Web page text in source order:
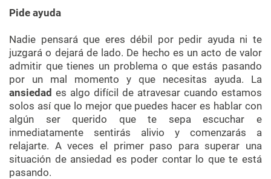
Pide ayuda
Nadie pensará que eres débil por pedir ayuda ni te
juzgará o dejará de lado. De hecho es un acto de valor
admitir que tienes un problema o que estás pasando
por un mal momento y que necesitas ayuda. La
ansiedad es algo difícil de atravesar cuando estamos
solos así que lo mejor que puedes hacer es hablar con
algún ser querido que te sepa escuchar e
inmediatamente sentirás alivio y comenzarás a
relajarte. A veces el primer paso para superar una
situación de ansiedad es poder contar lo que te está
pasando.